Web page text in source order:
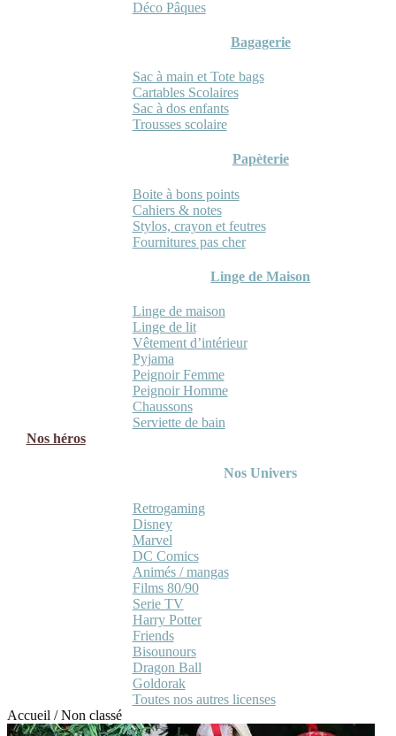
Déco Pâques
Bagagerie
Sac à main et Tote bags
Cartables Scolaires
Sac à dos enfants
Trousses scolaire
Papèterie
Boite à bons points
Cahiers & notes
Stylos, crayon et feutres
Fournitures pas cher
Linge de Maison
Linge de maison
Linge de lit
Vêtement d’intérieur
Pyjama
Peignoir Femme
Peignoir Homme
Chaussons
Serviette de bain
Nos héros
Nos Univers
Retrogaming
Disney
Marvel
DC Comics
Animés / mangas
Films 80/90
Serie TV
Harry Potter
Friends
Bisounours
Dragon Ball
Goldorak
Toutes nos autres licenses
Accueil /Non classé